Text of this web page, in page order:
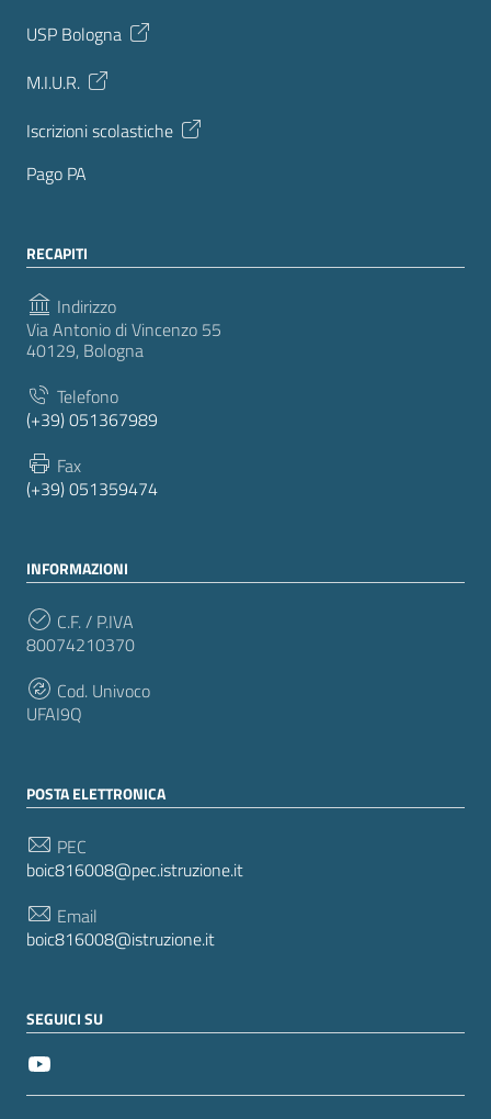
USP Bologna
M.I.U.R.
Iscrizioni scolastiche
Pago PA
RECAPITI
Indirizzo
Via Antonio di Vincenzo 55
40129, Bologna
Telefono
(+39) 051367989
Fax
(+39) 051359474
INFORMAZIONI
C.F. / P.IVA
80074210370
Cod. Univoco
UFAI9Q
POSTA ELETTRONICA
PEC
boic816008@pec.istruzione.it
Email
boic816008@istruzione.it
SEGUICI SU